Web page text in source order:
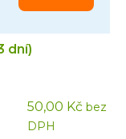
dní)
50,00 Kč bez
DPH